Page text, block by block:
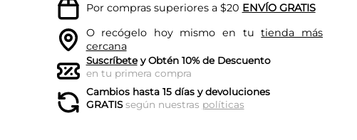
Por compras superiores a $20 ENVÍO GRATIS
O recógelo hoy mismo en tutienda más
cercana
Suscríbetey Obtén 10% de Descuento
en tu primera compra
Cambios hasta 15 días y devoluciones
GRATISsegún nuestras políticas